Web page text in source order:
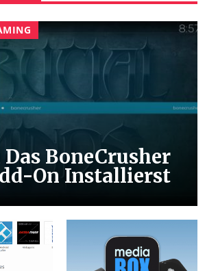
BoneCrusher
On Installierst